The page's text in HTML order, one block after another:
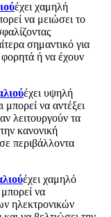
έχει χαμηλή
να μειώσει το
σημαντικό για
φορητά ή να έχουν
έχει υψηλή
να αντέξει
λειτουργούν τα
κανονική
περιβάλλοντα
έχει χαμηλό
να
ηλεκτρονικών